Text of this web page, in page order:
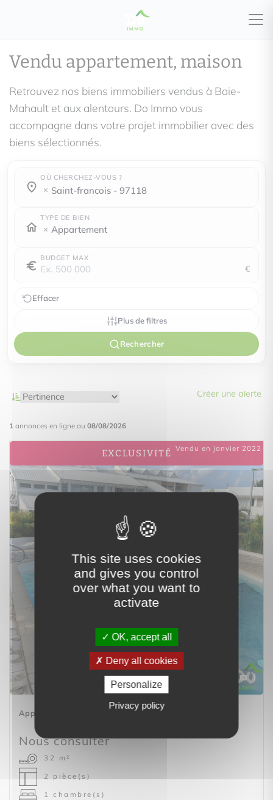
Vendu appartement, maison
Retrouvez nos biens immobiliers vendus à Baie-
Mahault et aux alentours. Do Immo vous
accompagne dans votre projet immobilier avec des
biens sélectionnés.
OÙ CHERCHEZ-VOUS ?
Où cherchez-vous ?
saint-francois - 97118
Où cherchez-vous ?
TYPE DE BIEN
Appartement
BUDGET MAX
€
Effacer
Plus de filtres
Rechercher
Créer une alerte
1 annonces en ligne au 08/08/2026
EXCLUSIVITÉ Vendu en janvier 2022
20
Appartement SAINT-FRANCOIS (97118)
Nous consulter
32 m²
2 pièce(s)
1 chambre(s)
This site uses cookies
and gives you control
over what you want to
activate
OK, accept all
Deny all cookies
Personalize
Privacy policy